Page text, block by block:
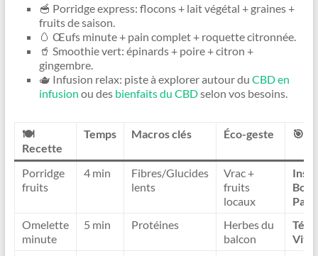
🥣 Porridge express: flocons + lait végétal + graines +
fruits de saison.
🥚 Œufs minute + pain complet + roquette citronnée.
🥤 Smoothie vert: épinards + poire + citron +
gingembre.
🫖 Infusion relax: piste à explorer autour du CBD en
infusion ou des bienfaits du CBDselon vos besoins.
🍽️
Recette
Temps Macros clés Éco-geste 🎯
Porridge
fruits
4 min
Fibres/Glucides
lents
Vrac +
fruits
locaux
Omelette
minute
5 min Protéines
Herbes du
balcon